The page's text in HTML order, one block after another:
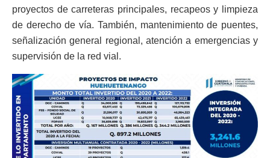
proyectos de carreteras principales, recapeos y limpieza
de derecho de vía. También, mantenimiento de puentes,
señalización general regional, atención a emergencias y
supervisión de la red vial.